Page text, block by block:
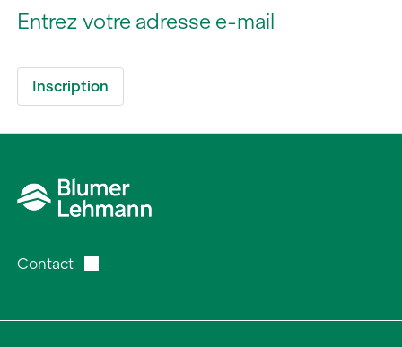
Contact